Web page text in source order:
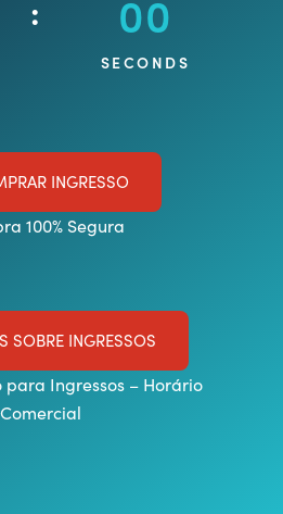
: 00
SECONDS
INGRESSO
100% Segura
SOBRE INGRESSOS
para Ingressos – Horário
Comercial